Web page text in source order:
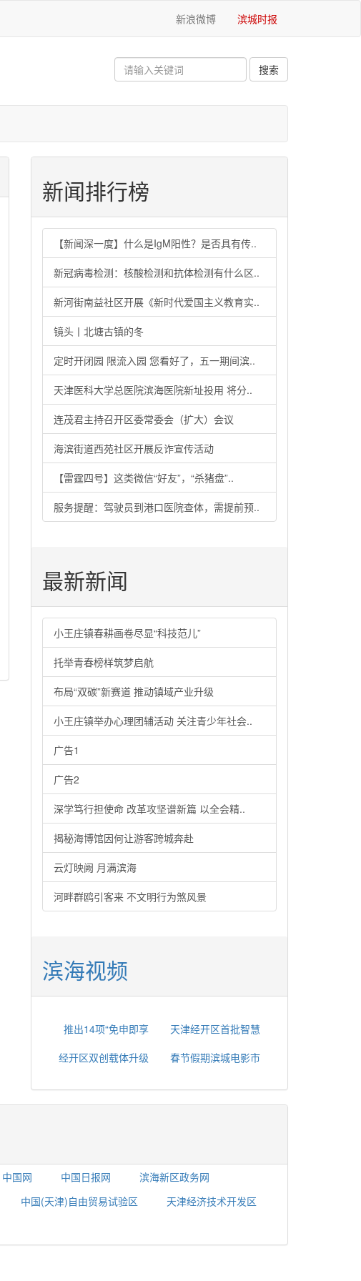
新浪微博 滨城时报
新闻排行榜
【新闻深一度】什么是IgM阳性？是否具有传..
新冠病毒检测：核酸检测和抗体检测有什么区..
新河街南益社区开展《新时代爱国主义教育实..
镜头丨北塘古镇的冬
定时开闭园 限流入园 您看好了，五一期间滨..
天津医科大学总医院滨海医院新址投用 将分..
连茂君主持召开区委常委会（扩大）会议
海滨街道西苑社区开展反诈宣传活动
【雷霆四号】这类微信“好友”，“杀猪盘”..
服务提醒：驾驶员到港口医院查体，需提前预..
最新新闻
小王庄镇春耕画卷尽显“科技范儿”
托举青春榜样筑梦启航
布局“双碳”新赛道 推动镇域产业升级
小王庄镇举办心理团辅活动 关注青少年社会..
广告1
广告2
深学笃行担使命 改革攻坚谱新篇 以全会精..
揭秘海博馆因何让游客跨城奔赴
云灯映阙 月满滨海
河畔群鸥引客来 不文明行为煞风景
滨海视频
推出14项“免申即享
天津经开区首批智慧
经开区双创载体升级
春节假期滨城电影市
中国网 中国日报网
滨海新区政务网
中国(天津)自由贸易试验区
天津经济技术开发区